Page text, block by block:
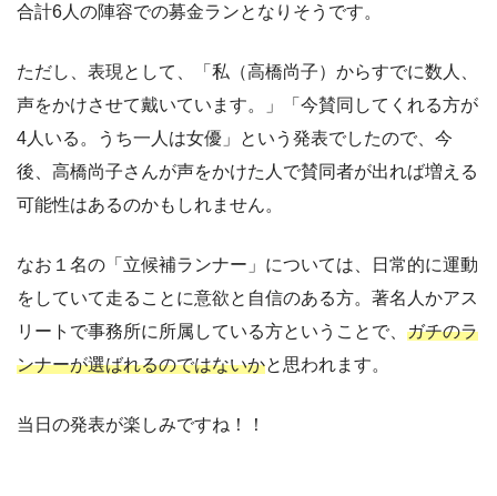
合計6人の陣容での募金ランとなりそうです。
ただし、表現として、「私（高橋尚子）からすでに数人、
声をかけさせて戴いています。」「今賛同してくれる方が
4人いる。うち一人は女優」という発表でしたので、今
後、高橋尚子さんが声をかけた人で賛同者が出れば増える
可能性はあるのかもしれません。
なお１名の「立候補ランナー」については、日常的に運動
をしていて走ることに意欲と自信のある方。著名人かアス
リートで事務所に所属している方ということで、 ガチのラ
ンナーが選ばれるのではないかと思われます。
当日の発表が楽しみですね！！